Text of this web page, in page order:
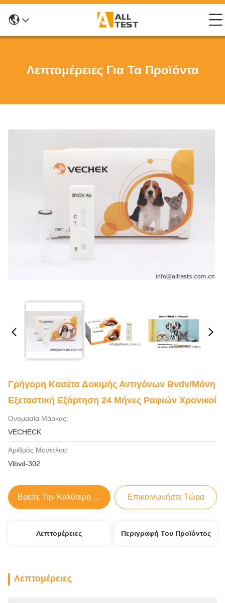
Λεπτομέρειες Για Τα Προϊόντα
Γρήγορη Κασέτα Δοκιμής Αντιγόνων Bvdv/μόνη
Εξεταστική Εξάρτηση 24 Μήνες Ραφιών Χρονικοί
Ονομασία Μάρκας:
VECHECK
Αριθμός Μοντέλου:
Vibvd-302
Βρείτε Την Καλύτερη Τιμή Επικοινωνήστε Τώρα
Λεπτομέρειες Περιγραφή Του Προϊόντος
Λεπτομέρειες